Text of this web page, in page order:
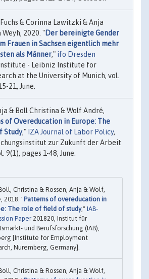
& Corinna Lawitzki & Anja
Weyh, 2020. "Der bereinigte Gender
Frauen in Sachsen eigentlich mehr
als Männer," ifo Dresden
- Leibniz Institute for
at the University of Munich, vol.
21, June.
& Boll Christina & Wolf André,
of Overeducation in Europe: The
Study," IZA Journal of Labor Policy,
zur Zukunft der Arbeit
9(1), pages 1-48, June.
Christina & Rossen, Anja & Wolf,
2018. "Patterns of overeducation in
The role of field of study," IAB-
Paper 201820, Institut für
und Berufsforschung (IAB),
[Institute for Employment
Nuremberg, Germany].
Christina & Rossen, Anja & Wolf,